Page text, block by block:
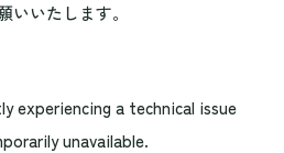
いいたします。
experiencing a technical issue
unavailable.